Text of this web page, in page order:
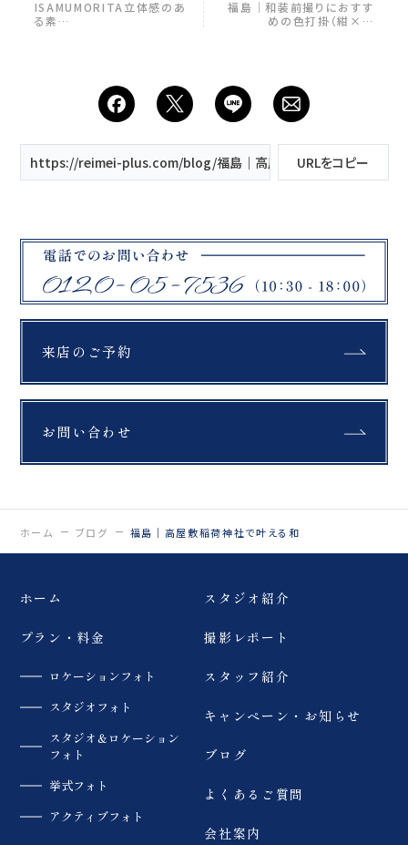
ISAMUMORITA立体感のあ
る素…
ルド）紹介！ ＼ トレン
ないのに、しっかり華や
か。 今っぽい“大人かわ
いい”が叶う一着。 そし
ナル 裾まわりのフキ（縁
の部分）を、 トレンドの
カフェモカカラーに️ さり
桜ロケはもちろん、 和庭
万能さも◎ これ探して
た！ってなる一着です♡
fantastic. 最高の人生
グフォトスタジオ
1 問い合わせ番号:0120-
LINE:@757gbgmv ご
です！
…………………………
……………………… #
ウェディングフォト #和
#プラコレ #福島前撮り
福島｜和装前撮りにおすす
めの色打掛（紺×…
https://reimei-plus.com/blog/福島｜高屋敷稲荷神社で叶える和
URLをコピー
来店のご予約
お問い合わせ
ホーム ブログ 福島｜高屋敷稲荷神社で叶える和
ホーム
プラン・料金
ロケーションフォト
スタジオフォト
スタジオ＆ロケーション
フォト
挙式フォト
アクティブフォト
スタジオ紹介
撮影レポート
スタッフ紹介
キャンペーン・お知らせ
ブログ
よくあるご質問
会社案内